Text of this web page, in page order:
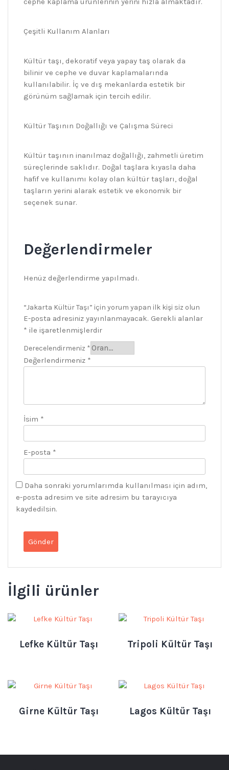
Çeşitli Kullanım Alanları
Kültür taşı, dekoratif veya yapay taş olarak da
bilinir ve cephe ve duvar kaplamalarında
kullanılabilir. İç ve dış mekanlarda estetik bir
görünüm sağlamak için tercih edilir.
Kültür Taşının Doğallığı ve Çalışma Süreci
Kültür taşının inanılmaz doğallığı, zahmetli üretim
süreçlerinde saklıdır. Doğal taşlara kıyasla daha
hafif ve kullanımı kolay olan kültür taşları, doğal
taşların yerini alarak estetik ve ekonomik bir
seçenek sunar.
Değerlendirmeler
Henüz değerlendirme yapılmadı.
“Jakarta Kültür Taşı” için yorum yapan ilk kişi siz olun
E-posta adresiniz yayınlanmayacak. Gerekli alanlar
* ile işaretlenmişlerdir
Derecelendirmeniz *
Değerlendirmeniz *
İsim *
E-posta *
Daha sonraki yorumlarımda kullanılması için adım,
e-posta adresim ve site adresim bu tarayıcıya
kaydedilsin.
İlgili ürünler
Lefke Kültür Taşı Tripoli Kültür Taşı
Girne Kültür Taşı Lagos Kültür Taşı